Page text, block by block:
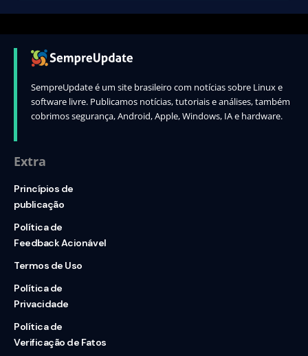
SempreUpdate é um site brasileiro com notícias sobre Linux e
software livre. Publicamos notícias, tutoriais e análises, também
cobrimos segurança, Android, Apple, Windows, IA e hardware.
Extra
Princípios de
publicação
Política de
Feedback Acionável
Termos de Uso
Política de
Privacidade
Política de
Verificação de Fatos